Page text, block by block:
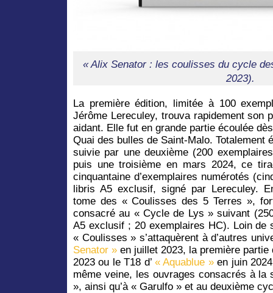
« Alix Senator : les coulisses du cycle
2023).
La première édition, limitée à 100
Jérôme Lereculey, trouva rapidement son
aidant. Elle fut en grande partie écoulée
Quai des bulles de Saint-Malo. Totalement
suivie par une deuxième (200
puis une troisième en mars 2024, ce
cinquantaine d’exemplaires numérotés
libris A5 exclusif, signé par Lereculey.
tome des « Coulisses des 5 Terres »,
consacré au « Cycle de Lys » suivant
A5 exclusif ; 20 exemplaires HC). Loin de
« Coulisses » s’attaquèrent à d’autres
Senator » en juillet 2023, la première
2023 ou le T18 d’ « Aquablue »en juin
même veine, les ouvrages consacrés à la
», ainsi qu’à « Garulfo » et au deuxième